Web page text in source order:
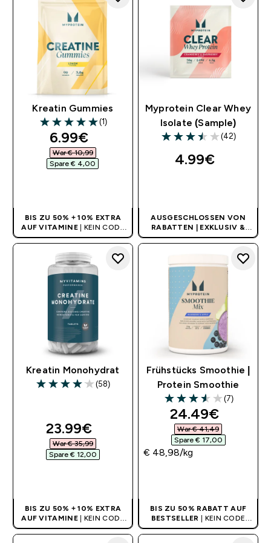
Kreatin Gummies
5 out of 5 stars
(1)
discounted price
6.99€‎
War € 10,99‎
Spare € 4,00‎
BIS ZU 50% + 10% EXTRA
AUF VITAMINE | KEIN CODE
BENÖTIGT
Myprotein Clear Whey
Isolate (Sample)
3.48 out of 5 stars
(42)
4.99€‎
AUSGESCHLOSSEN VON
RABATTEN | EXKLUSIV &
LIMITIERT
Kreatin Monohydrat
4.07 out of 5 stars
(58)
discounted price
23.99€‎
War € 35,99‎
Spare € 12,00‎
BIS ZU 50% + 10% EXTRA
AUF VITAMINE
| KEIN CODE
BENÖTIGT
Frühstücks Smoothie |
Protein Smoothie
3.57 out of 5 stars
(7)
discounted
24.49€‎
War € 41,49‎
Spare € 17,00‎
€ 48,98‎/kg
BIS ZU 50% RABATT AUF
BESTSELLER
| KEIN CODE
BENÖTIGT